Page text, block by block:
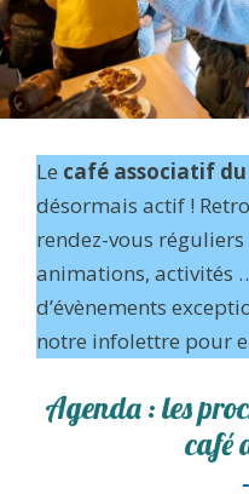
Le café associatif
désormais actif !
rendez-vous
animations, activités
d’évènements
notre infolettre pour
Agenda : les
café